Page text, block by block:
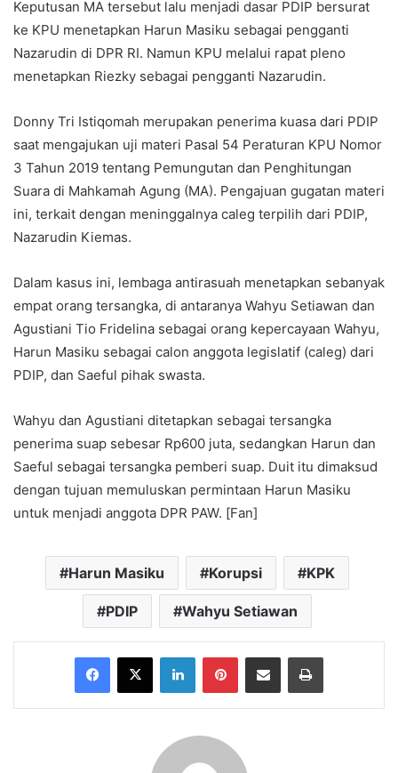
Keputusan MA tersebut lalu menjadi dasar PDIP bersurat
ke KPU menetapkan Harun Masiku sebagai pengganti
Nazarudin di DPR RI. Namun KPU melalui rapat pleno
menetapkan Riezky sebagai pengganti Nazarudin.
Donny Tri Istiqomah merupakan penerima kuasa dari PDIP
saat mengajukan uji materi Pasal 54 Peraturan KPU Nomor
3 Tahun 2019 tentang Pemungutan dan Penghitungan
Suara di Mahkamah Agung (MA). Pengajuan gugatan materi
ini, terkait dengan meninggalnya caleg terpilih dari PDIP,
Nazarudin Kiemas.
Dalam kasus ini, lembaga antirasuah menetapkan sebanyak
empat orang tersangka, di antaranya Wahyu Setiawan dan
Agustiani Tio Fridelina sebagai orang kepercayaan Wahyu,
Harun Masiku sebagai calon anggota legislatif (caleg) dari
PDIP, dan Saeful pihak swasta.
Wahyu dan Agustiani ditetapkan sebagai tersangka
penerima suap sebesar Rp600 juta, sedangkan Harun dan
Saeful sebagai tersangka pemberi suap. Duit itu dimaksud
dengan tujuan memuluskan permintaan Harun Masiku
untuk menjadi anggota DPR PAW. [Fan]
Harun Masiku Korupsi KPK
PDIP Wahyu Setiawan
Facebook
X LinkedInPinterestShare via Email Print